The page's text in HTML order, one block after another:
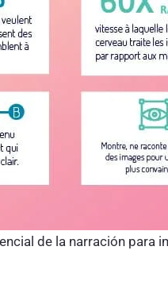
de la narración para